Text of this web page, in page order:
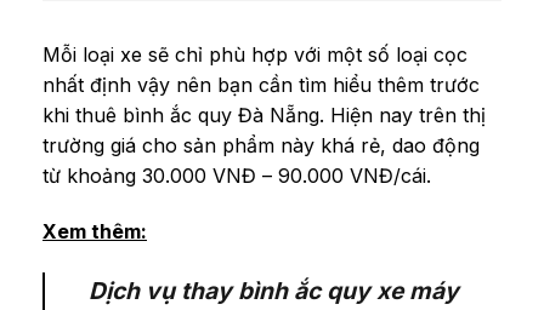
Mỗi loại xe sẽ chỉ phù hợp với một số loại cọc
nhất định vậy nên bạn cần tìm hiểu thêm trước
khi thuê bình ắc quy Đà Nẵng. Hiện nay trên thị
trường giá cho sản phẩm này khá rẻ, dao động
từ khoảng 30.000 VNĐ – 90.000 VNĐ/cái.
Xem thêm:
Dịch vụ thay bình ắc quy xe máy